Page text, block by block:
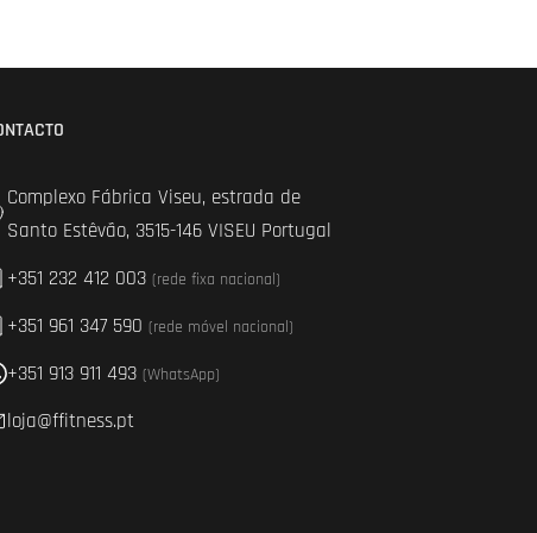
Complexo Fábrica Viseu, estrada de
Santo Estêvão, 3515-146 VISEU Portugal
+351 232 412 003 (rede fixa nacional)
+351 961 347 590 (rede móvel nacional)
+351 913 911 493 (WhatsApp)
loja@ffitness.pt